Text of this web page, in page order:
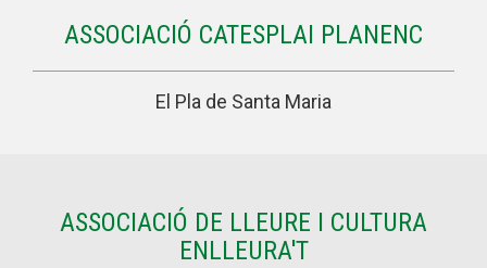
ASSOCIACIÓ CATESPLAI PLANENC
El Pla de Santa Maria
ASSOCIACIÓ DE LLEURE I CULTURA
ENLLEURA'T
Notícies
Xarxes socials